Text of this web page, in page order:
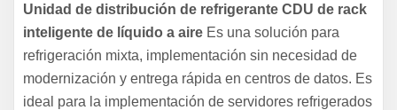
Unidad de distribución de refrigerante CDU de rack
inteligente de líquido a aire Es una solución para
refrigeración mixta, implementación sin necesidad de
modernización y entrega rápida en centros de datos. Es
ideal para la implementación de servidores refrigerados